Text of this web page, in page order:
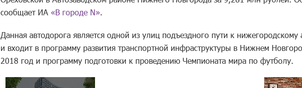
сообщает ИА «В городе N».
Данная автодорога является одной из улиц подъездного пути к нижегородскому
и входит в программу развития транспортной инфраструктуры в Нижнем
2018 год и программу подготовки к проведению Чемпионата мира по футболу.